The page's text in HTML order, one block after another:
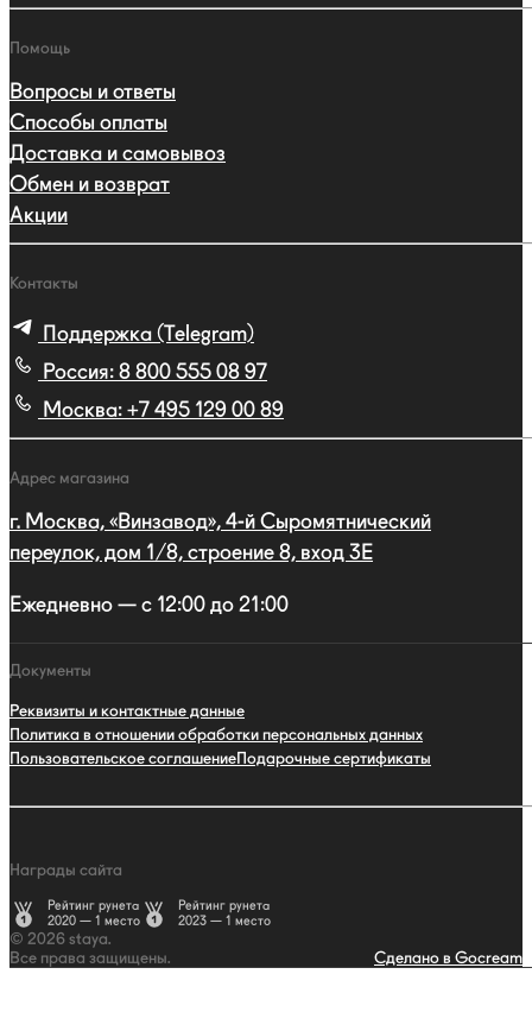
Помощь
Вопросы и ответы
Способы оплаты
Доставка и самовывоз
Обмен и возврат
Акции
Контакты
Поддержка (Telegram)
Россия: 8 800 555 08 97
Москва: +7 495 129 00 89
Адрес магазина
г. Москва, «Винзавод», 4-й Сыромятнический
переулок, дом 1/8, строение 8, вход 3E
Ежедневно — с 12:00 до 21:00
Документы
Реквизиты и контактные данные
Политика в отношении обработки персональных данных
Пользовательское соглашениеПодарочные сертификаты
Награды сайта
Рейтинг рунета
2020 — 1 место
Рейтинг рунета
2023 — 1 место
© 2026 staya.
Все права защищены.
Сделано в Gocream